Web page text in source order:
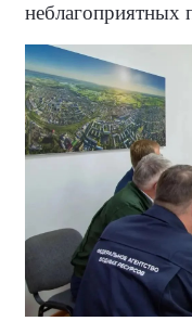
неблагоприятных